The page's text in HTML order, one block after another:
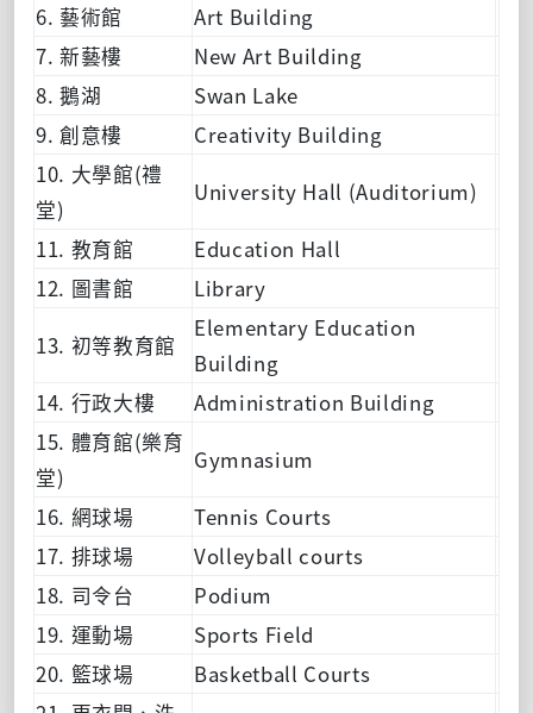
6. 藝術館
Art Building
7. 新藝樓
New Art Building
8. 鵝湖
Swan Lake
9. 創意樓
Creativity Building
10. 大學館(禮
堂)
University Hall (Auditorium)
11. 教育館
Education Hall
12. 圖書館
Library
13. 初等教育館
Elementary Education
Building
14. 行政大樓
Administration Building
15. 體育館(樂育
堂)
Gymnasium
16. 網球場
Tennis Courts
17. 排球場
Volleyball courts
18. 司令台
Podium
19. 運動場
Sports Field
20. 籃球場
Basketball Courts